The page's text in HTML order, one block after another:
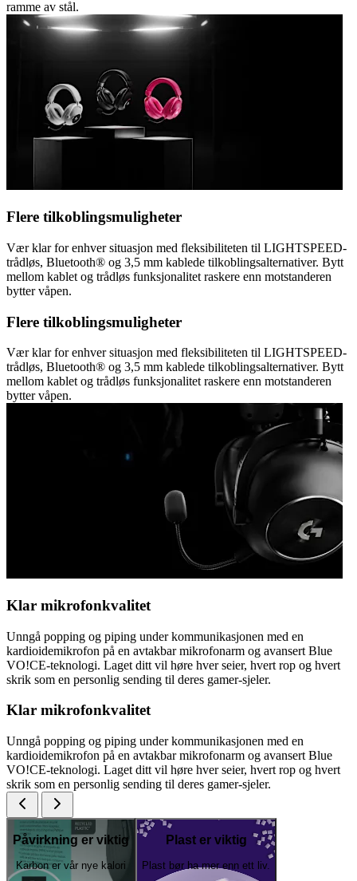
ramme av stål.
Flere tilkoblingsmuligheter
Vær klar for enhver situasjon med fleksibiliteten til LIGHTSPEED-
trådløs, Bluetooth® og 3,5 mm kablede tilkoblingsalternativer. Bytt
mellom kablet og trådløs funksjonalitet raskere enn motstanderen
bytter våpen.
Flere tilkoblingsmuligheter
Vær klar for enhver situasjon med fleksibiliteten til LIGHTSPEED-
trådløs, Bluetooth® og 3,5 mm kablede tilkoblingsalternativer. Bytt
mellom kablet og trådløs funksjonalitet raskere enn motstanderen
bytter våpen.
Klar mikrofonkvalitet
Unngå popping og piping under kommunikasjonen med en
kardioidemikrofon på en avtakbar mikrofonarm og avansert Blue
VO!CE-teknologi. Laget ditt vil høre hver seier, hvert rop og hvert
skrik som en personlig sending til deres gamer-sjeler.
Klar mikrofonkvalitet
Unngå popping og piping under kommunikasjonen med en
kardioidemikrofon på en avtakbar mikrofonarm og avansert Blue
VO!CE-teknologi. Laget ditt vil høre hver seier, hvert rop og hvert
skrik som en personlig sending til deres gamer-sjeler.
Påvirkning er viktig
Karbon er vår nye kalori
Plast er viktig
Plast bør ha mer enn ett liv.